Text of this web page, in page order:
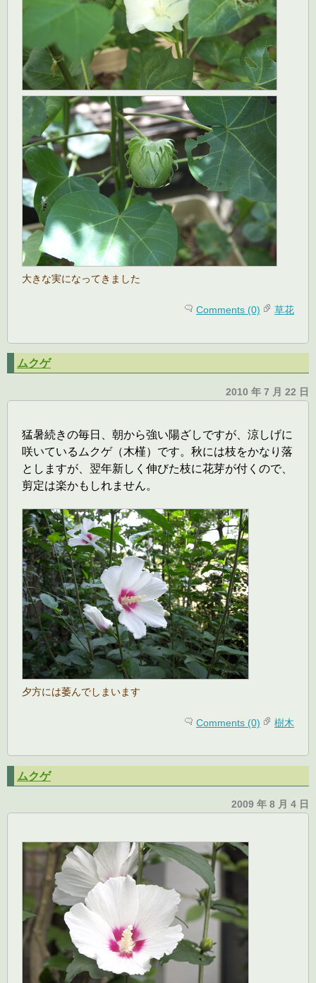
大きな実になってきました
Comments (0) 草花
ムクゲ
2010 年 7 月 22 日
猛暑続きの毎日、朝から強い陽ざしですが、涼しげに
咲いているムクゲ（木槿）です。秋には枝をかなり落
としますが、翌年新しく伸びた枝に花芽が付くので、
剪定は楽かもしれません。
夕方には萎んでしまいます
Comments (0) 樹木
ムクゲ
2009 年 8 月 4 日